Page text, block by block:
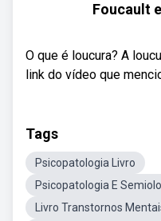
Foucault
O que é loucura? A
link do vídeo que
Tags
Psicopatologia Livro
Psicopatologia E
Livro Transtornos